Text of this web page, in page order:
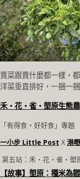
賣菜跟賣什麼都一樣，
洋菜垂直排好，一捆一
禾‧花‧雀‧塱原生態
「有得食。好好食」專題
一小步 Little Post X 港
第五站：禾‧花‧雀‧塱
【故事】塱原：種米為